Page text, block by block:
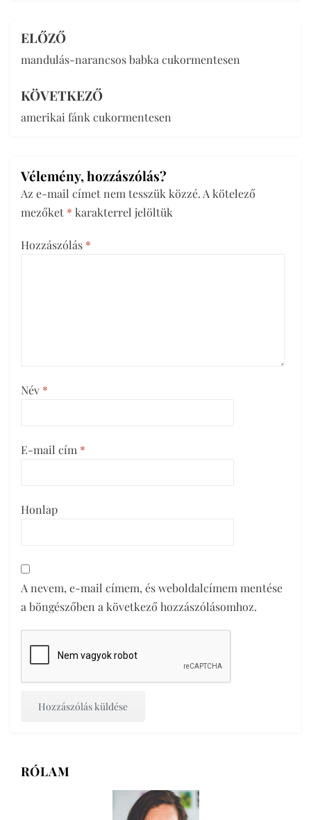
Bejegyzés
navigáció
ELŐZŐ
mandulás-narancsos babka cukormentesen
KÖVETKEZŐ
amerikai fánk cukormentesen
Vélemény, hozzászólás?
Az e-mail címet nem tesszük közzé.A kötelező
mezőket * karakterrel jelöltük
Hozzászólás *
Név *
E-mail cím *
Honlap
A nevem, e-mail címem, és weboldalcímem mentése
a böngészőben a következő hozzászólásomhoz.
RÓLAM